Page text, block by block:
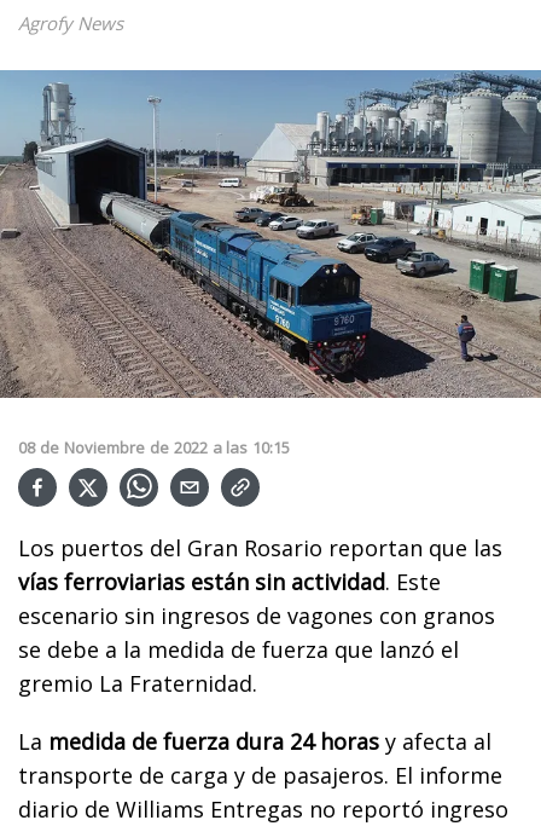
Agrofy News
08 de Noviembre de 2022 a las 10:15
Los puertos del Gran Rosario reportan que las
vías ferroviarias están sin actividad. Este
escenario sin ingresos de vagones con granos
se debe a la medida de fuerza que lanzó el
gremio La Fraternidad.
La medida de fuerza dura 24 horas y afecta al
transporte de carga y de pasajeros. El informe
diario de Williams Entregas no reportó ingreso